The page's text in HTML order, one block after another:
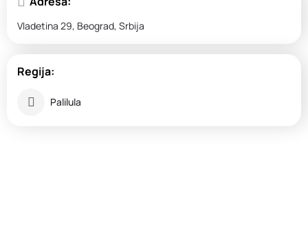
Vladetina 29, Beograd, Srbija
Regija:
Palilula